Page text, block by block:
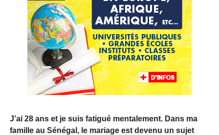
J’ai 28 ans et je suis fatigué mentalement. Dans ma
famille au Sénégal, le mariage est devenu un sujet